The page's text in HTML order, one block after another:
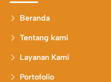
g
r
a
k
Beranda
Tentang kami
Layanan Kami
Portofolio